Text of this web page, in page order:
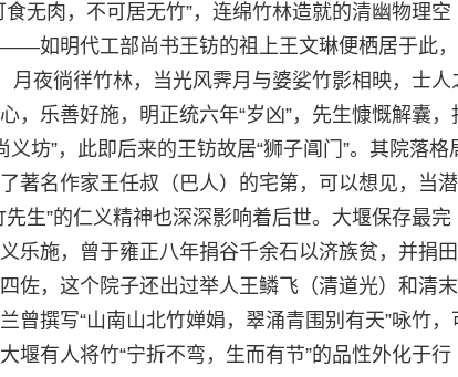
无肉，不可居无竹”，连绵竹林造就的清幽物理空
如明代工部尚书王钫的祖上王文琳便栖居于此
月夜徜徉竹林，当光风霁月与婆娑竹影相映，士人
，乐善好施，明正统六年“岁凶”，先生慷慨解囊，
坊”，此即后来的王钫故居“狮子阊门”。其院落格
著名作家王任叔（巴人）的宅第，可以想见，当
生”的仁义精神也深深影响着后世。大堰保存最完
乐施，曾于雍正八年捐谷千余石以济族贫，并捐
佐，这个院子还出过举人王鳞飞（清道光）和清
撰写“山南山北竹婵娟，翠涌青围别有天”咏竹，
堰有人将竹“宁折不弯，生而有节”的品性外化于行